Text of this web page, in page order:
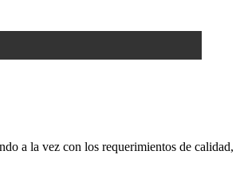
a la vez con los requerimientos de calidad,